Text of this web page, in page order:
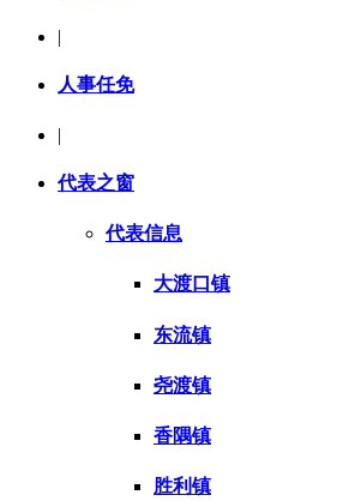
|
人事任免
|
代表之窗
代表信息
大渡口镇
东流镇
尧渡镇
香隅镇
胜利镇